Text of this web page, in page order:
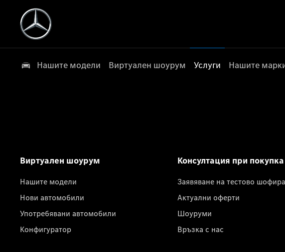
Нашите модели Виртуален шоурум Услуги Нашите
Виртуален шоурум
Нашите модели
Нови автомобили
Употребявани автомобили
Конфигуратор
Консултация при покупка
Заявяване на тестово
Актуални оферти
Шоуруми
Връзка с нас